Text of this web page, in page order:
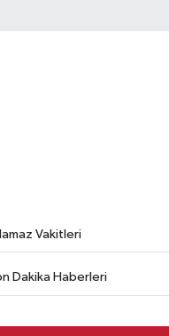
Vakitleri
Dakika Haberleri